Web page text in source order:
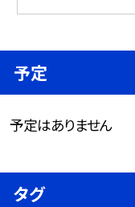
予定
予定はありません
タグ